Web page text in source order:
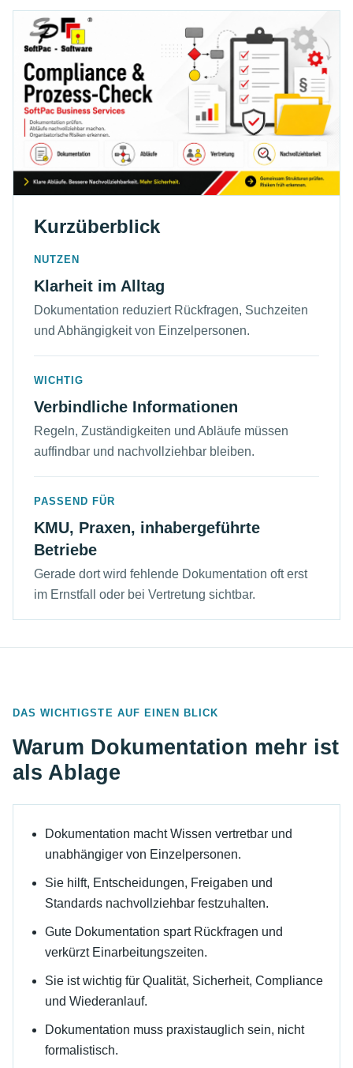
Kurzüberblick
NUTZEN
Klarheit im Alltag
Dokumentation reduziert Rückfragen, Suchzeiten
und Abhängigkeit von Einzelpersonen.
WICHTIG
Verbindliche Informationen
Regeln, Zuständigkeiten und Abläufe müssen
auffindbar und nachvollziehbar bleiben.
PASSEND FÜR
KMU, Praxen, inhabergeführte
Betriebe
Gerade dort wird fehlende Dokumentation oft erst
im Ernstfall oder bei Vertretung sichtbar.
DAS WICHTIGSTE AUF EINEN BLICK
Warum Dokumentation mehr ist
als Ablage
Dokumentation macht Wissen vertretbar und
unabhängiger von Einzelpersonen.
Sie hilft, Entscheidungen, Freigaben und
Standards nachvollziehbar festzuhalten.
Gute Dokumentation spart Rückfragen und
verkürzt Einarbeitungszeiten.
Sie ist wichtig für Qualität, Sicherheit, Compliance
und Wiederanlauf.
Dokumentation muss praxistauglich sein, nicht
formalistisch.